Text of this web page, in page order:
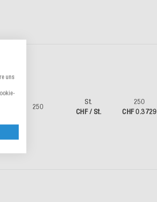
250
St.
CHF / St.
250
CHF 0.3729
uns